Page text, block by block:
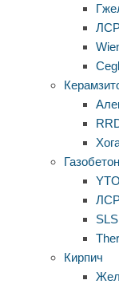
SLS
Кирпич